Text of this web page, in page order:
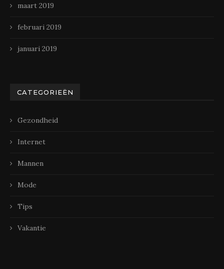
maart 2019
februari 2019
januari 2019
CATEGORIEËN
Gezondheid
Internet
Mannen
Mode
Tips
Vakantie